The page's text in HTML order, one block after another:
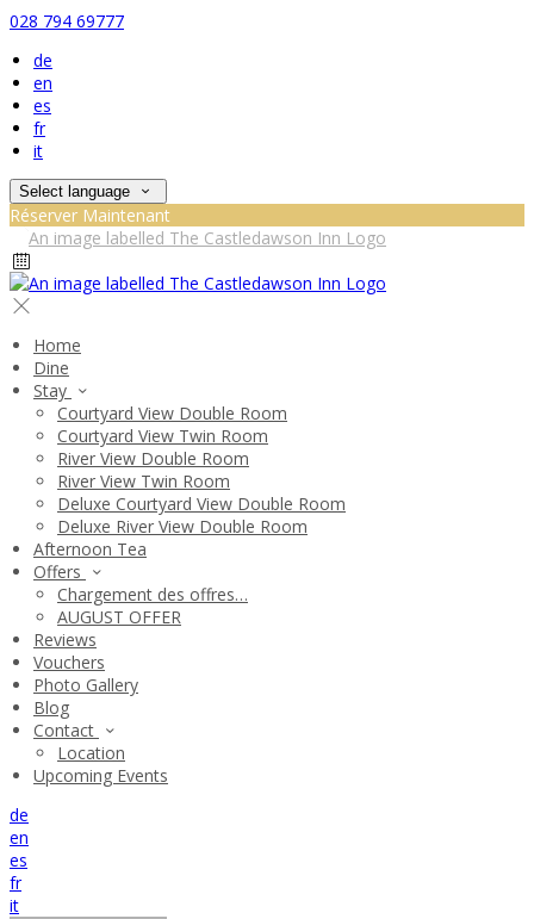
028 794 69777
de
en
es
fr
it
Select language
Réserver Maintenant
Home
Dine
Stay
Courtyard View Double Room
Courtyard View Twin Room
River View Double Room
River View Twin Room
Deluxe Courtyard View Double Room
Deluxe River View Double Room
Afternoon Tea
Offers
Chargement des offres…
AUGUST OFFER
Reviews
Vouchers
Photo Gallery
Blog
Contact
Location
Upcoming Events
de
en
es
fr
it